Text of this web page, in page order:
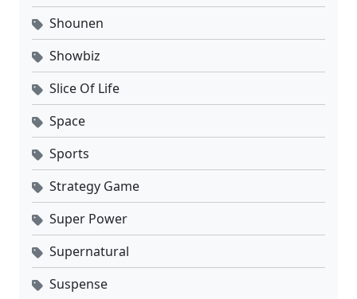
Shounen
Showbiz
Slice Of Life
Space
Sports
Strategy Game
Super Power
Supernatural
Suspense